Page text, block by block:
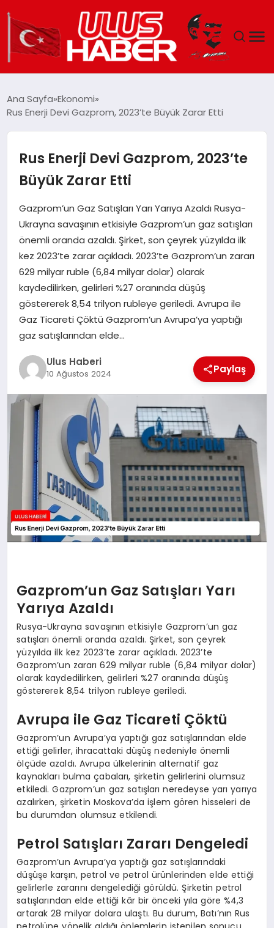
DÜNYA
EKONOMI
SIYASET
TEKNOLOJI
MAGAZIN
SPOR
YAŞAM
Ana Sayfa Ekonomi
Rus Enerji Devi Gazprom, 2023’te Büyük Zarar Etti
Rus Enerji Devi Gazprom, 2023’te
Büyük Zarar Etti
Gazprom’un Gaz Satışları Yarı Yarıya Azaldı Rusya-
Ukrayna savaşının etkisiyle Gazprom’un gaz satışları
önemli oranda azaldı. Şirket, son çeyrek yüzyılda ilk
kez 2023’te zarar açıkladı. 2023’te Gazprom’un zararı
629 milyar ruble (6,84 milyar dolar) olarak
kaydedilirken, gelirleri %27 oranında düşüş
göstererek 8,54 trilyon rubleye geriledi. Avrupa ile
Gaz Ticareti Çöktü Gazprom’un Avrupa’ya yaptığı
gaz satışlarından elde…
Ulus Haberi
10 Ağustos 2024 Paylaş
Gazprom’un Gaz Satışları Yarı
Yarıya Azaldı
Rusya-Ukrayna savaşının etkisiyle Gazprom’un gaz
satışları önemli oranda azaldı. Şirket, son çeyrek
yüzyılda ilk kez 2023’te zarar açıkladı. 2023’te
Gazprom’un zararı 629 milyar ruble (6,84 milyar dolar)
olarak kaydedilirken, gelirleri %27 oranında düşüş
göstererek 8,54 trilyon rubleye geriledi.
Avrupa ile Gaz Ticareti Çöktü
Gazprom’un Avrupa’ya yaptığı gaz satışlarından elde
ettiği gelirler, ihracattaki düşüş nedeniyle önemli
ölçüde azaldı. Avrupa ülkelerinin alternatif gaz
kaynakları bulma çabaları, şirketin gelirlerini olumsuz
etkiledi. Gazprom’un gaz satışları neredeyse yarı yarıya
azalırken, şirketin Moskova’da işlem gören hisseleri de
bu durumdan olumsuz etkilendi.
Petrol Satışları Zararı Dengeledi
Gazprom’un Avrupa’ya yaptığı gaz satışlarındaki
düşüşe karşın, petrol ve petrol ürünlerinden elde ettiği
gelirlerle zararını dengelediği görüldü. Şirketin petrol
satışlarından elde ettiği kâr bir önceki yıla göre %4,3
artarak 28 milyar dolara ulaştı. Bu durum, Batı’nın Rus